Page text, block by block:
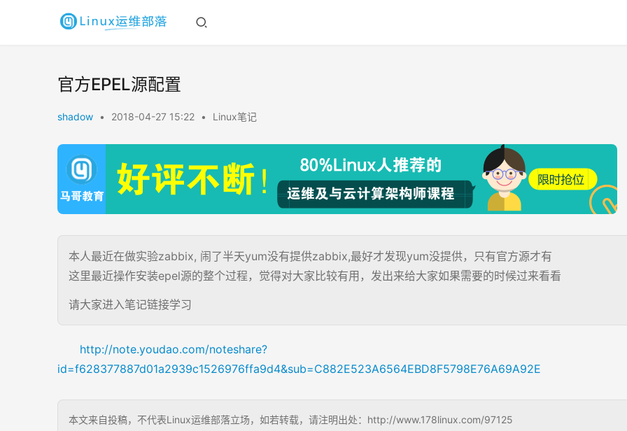
官方EPEL源配置
shadow • 2018-04-27 15:22 • Linux笔记
本人最近在做实验zabbix, 闹了半天yum没有提供zabbix,最好才发现yum没提供，只有官方源才有
这里最近操作安装epel源的整个过程，觉得对大家比较有用，发出来给大家如果需要的时候过来看看
请大家进入笔记链接学习
http://note.youdao.com/noteshare?
id=f628377887d01a2939c1526976ffa9d4&sub=C882E523A6564EBD8F5798E76A69A92E
本文来自投稿，不代表Linux运维部落立场，如若转载，请注明出处：http://www.178linux.com/97125